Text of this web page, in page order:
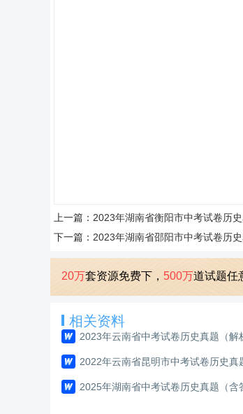
上一篇： 2023年湖南省衡阳市中考试卷历史
下一篇： 2023年湖南省邵阳市中考试卷历史
20万套资源免费下， 500万道试题任
相关资料
2023年云南省中考试卷历史真题（解
2022年云南省昆明市中考试卷历史真
2025年湖南省中考试卷历史真题（含